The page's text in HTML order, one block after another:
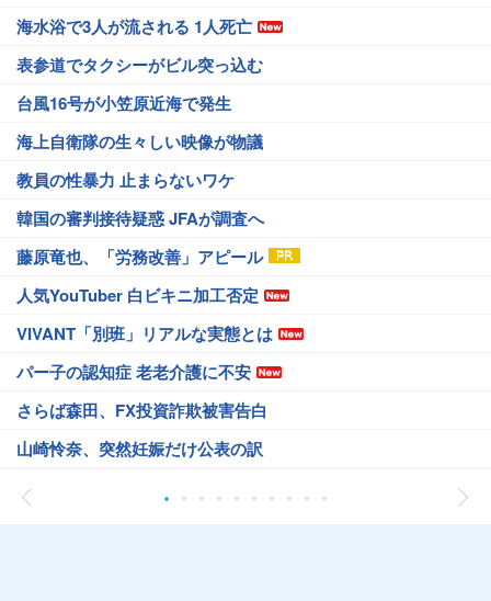
海水浴で3人が流される 1人死亡
表参道でタクシーがビル突っ込む
台風16号が小笠原近海で発生
海上自衛隊の生々しい映像が物議
教員の性暴力 止まらないワケ
韓国の審判接待疑惑 JFAが調査へ
藤原竜也、「労務改善」アピール
人気YouTuber 白ビキニ加工否定
VIVANT「別班」リアルな実態とは
パー子の認知症 老老介護に不安
さらば森田、FX投資詐欺被害告白
山崎怜奈、突然妊娠だけ公表の訳